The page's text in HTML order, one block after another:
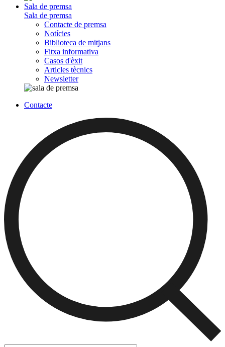
Sala de premsa
Sala de premsa
Contacte de premsa
Notícies
Biblioteca de mitjans
Fitxa informativa
Casos d'èxit
Articles tècnics
Newsletter
Contacte